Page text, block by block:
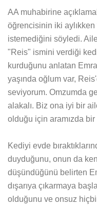
AA muhabirine
öğrencisinin iki
istemediğini söyledi.
"Reis" ismini verdiği
kurduğunu anlatan
yaşında oğlum var,
seviyorum. Omzumda
alakalı. Biz ona iyi bir
olduğu için aramızda
Kediyi evde
duyduğunu, onun da
düşündüğünü belirten
dışarıya çıkarmaya
olduğunu ve onsuz